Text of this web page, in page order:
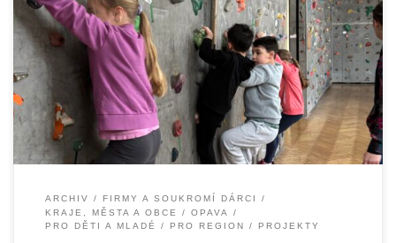
Na začátku příměstského tábora „Sporty z celého světa“,
který se v Opavě konal od 2. do 6. února 2026 a zúčastnilo
se ho 10 dětí,
ARCHIV
FIRMY A SOUKROMÍ DÁRCI
KRAJE, MĚSTA A OBCE
OPAVA
PRO DĚTI A MLADÉ
PRO REGION PROJEKTY